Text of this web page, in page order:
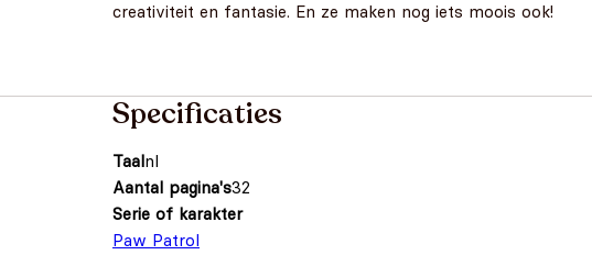
creativiteit en fantasie. En ze maken nog iets moois ook!
Specificaties
Taalnl
Aantal pagina's32
Serie of karakter
Paw Patrol